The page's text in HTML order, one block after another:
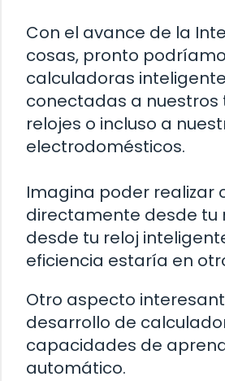
Con el avance de la
cosas, pronto
calculadoras
conectadas a nuestros
relojes o incluso a
electrodomésticos.
Imagina poder realizar
directamente desde tu
desde tu reloj
eficiencia estaría en
Otro aspecto
desarrollo de
capacidades de
automático.